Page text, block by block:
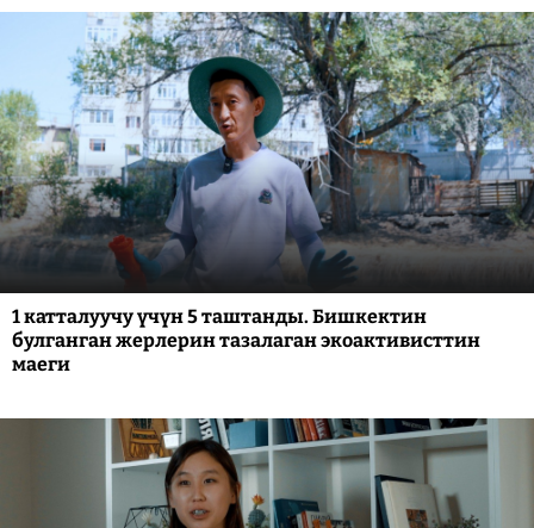
1 катталуучу үчүн 5 таштанды. Бишкектин
булганган жерлерин тазалаган экоактивисттин
маеги